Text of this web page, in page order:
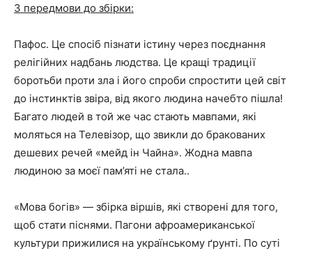
З передмови до збірки:
Пафос. Це спосіб пізнати істину через поєднання
релігійних надбань людства. Це кращі традиції
боротьби проти зла і його спроби спростити цей світ
до інстинктів звіра, від якого людина начебто пішла!
Багато людей в той же час стають мавпами, які
моляться на Телевізор, що звикли до бракованих
дешевих речей «мейд ін Чайна». Жодна мавпа
людиною за моєї пам’яті не стала..
«Мова богів» ― збірка віршів, які створені для того,
щоб стати піснями. Пагони афроамериканської
культури прижилися на українському ґрунті. По суті